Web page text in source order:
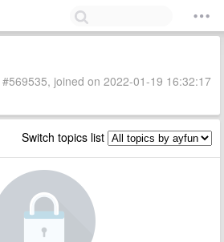
joined on 2022-01-19 16:32:17
Switch topics list